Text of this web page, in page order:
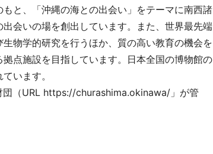
と、「沖縄の海との出会い」をテーマに南西諸
会いの場を創出しています。また、世界最先端
物学的研究を行うほか、質の高い教育の機会を
点施設を目指しています。日本全国の博物館の
います。
団（URL https://churashima.okinawa/」が管